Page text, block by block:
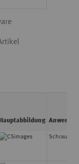
Hauptabbildung